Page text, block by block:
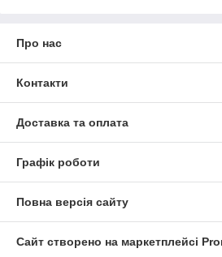
Про нас
Контакти
Доставка та оплата
Графік роботи
Повна версія сайту
Сайт створено на маркетплейсі